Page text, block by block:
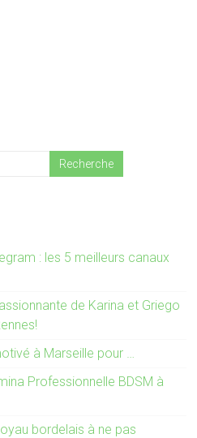
: les 5 meilleurs canaux
de Karina et Griego
à Marseille pour …
Professionnelle BDSM à
bordelais à ne pas